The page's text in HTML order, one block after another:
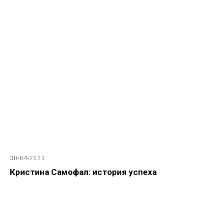
30-04-2023
Кристина Самофал: история успеха